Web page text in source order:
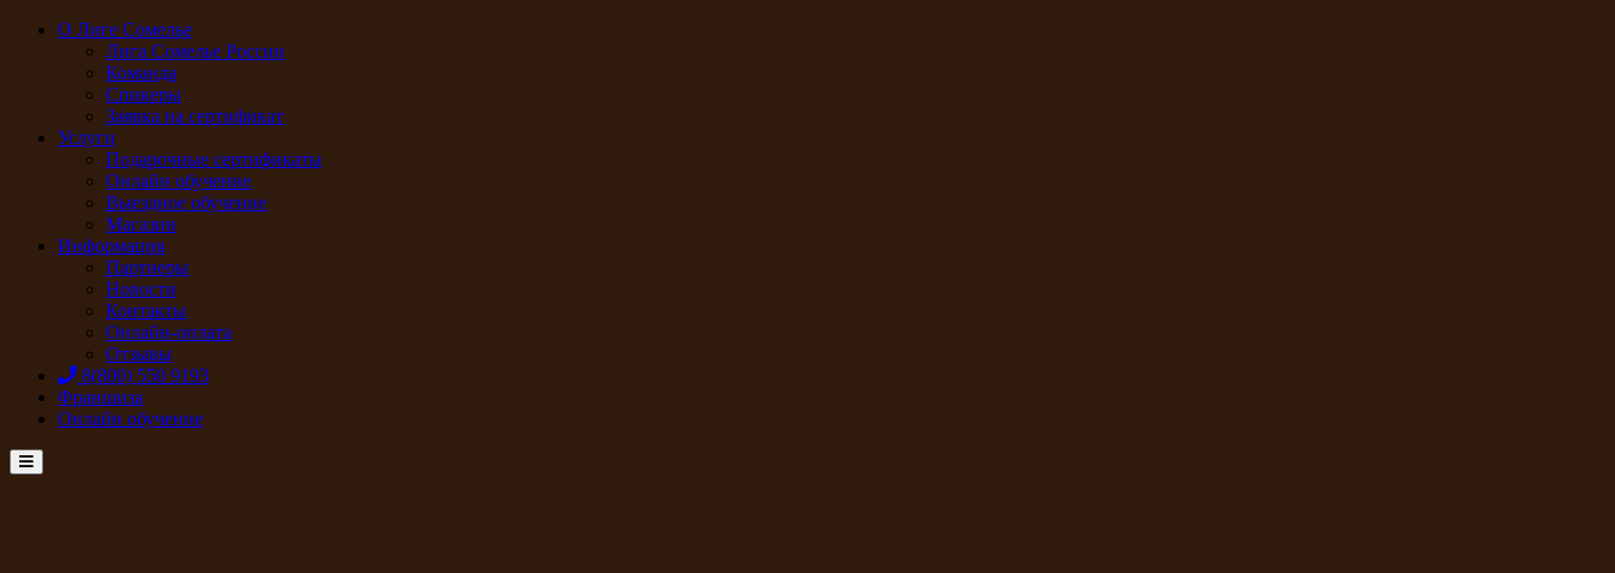
О Лиге Сомелье
Лига Сомелье России
Команда
Спикеры
Заявка на сертификат
Услуги
Подарочные сертификаты
Онлайн обучение
Выездное обучение
Магазин
Информация
Партнеры
Новости
Контакты
Онлайн-оплата
Отзывы
8(800) 550 9193
Франшиза
Онлайн обучение
Menu